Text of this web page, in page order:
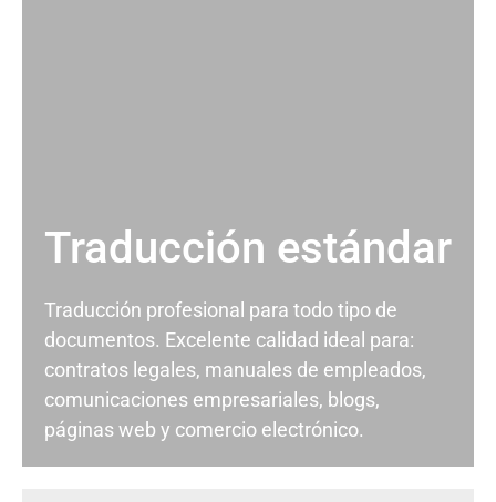
Traducción estándar
Traducción profesional para todo tipo de
documentos. Excelente calidad ideal para:
contratos legales, manuales de empleados,
comunicaciones empresariales, blogs,
páginas web y comercio electrónico.